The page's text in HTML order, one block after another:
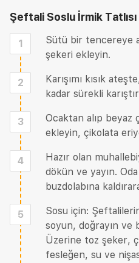
Şeftali Soslu İrmik
1
Sütü bir tencereye
şekeri ekleyin.
2
Karışımı kısık
kadar sürekli
3
Ocaktan alıp beyaz
ekleyin, çikolata
4
Hazır olan
dökün ve yayın.
buzdolabına
5
Sosu için:
soyun, doğrayın ve
Üzerine toz şeker,
fesleğen, su ve